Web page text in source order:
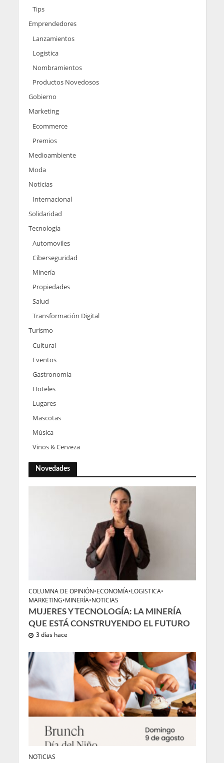
Tips
Emprendedores
Lanzamientos
Logistica
Nombramientos
Productos Novedosos
Gobierno
Marketing
Ecommerce
Premios
Medioambiente
Moda
Noticias
Internacional
Solidaridad
Tecnología
Automoviles
Ciberseguridad
Minería
Propiedades
Salud
Transformación Digital
Turismo
Cultural
Eventos
Gastronomía
Hoteles
Lugares
Mascotas
Música
Vinos & Cerveza
Novedades
COLUMNA DE OPINIÓN•ECONOMÍA•LOGISTICA•
MARKETING•MINERÍA•NOTICIAS
MUJERES Y TECNOLOGÍA: LA MINERÍA
QUE ESTÁ CONSTRUYENDO EL FUTURO
3 días hace
NOTICIAS